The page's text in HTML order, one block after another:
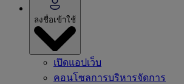
ลงชื่อเข้าใช้
เปิดแอปเว็บ
คอนโซลการบริหารจัดการ